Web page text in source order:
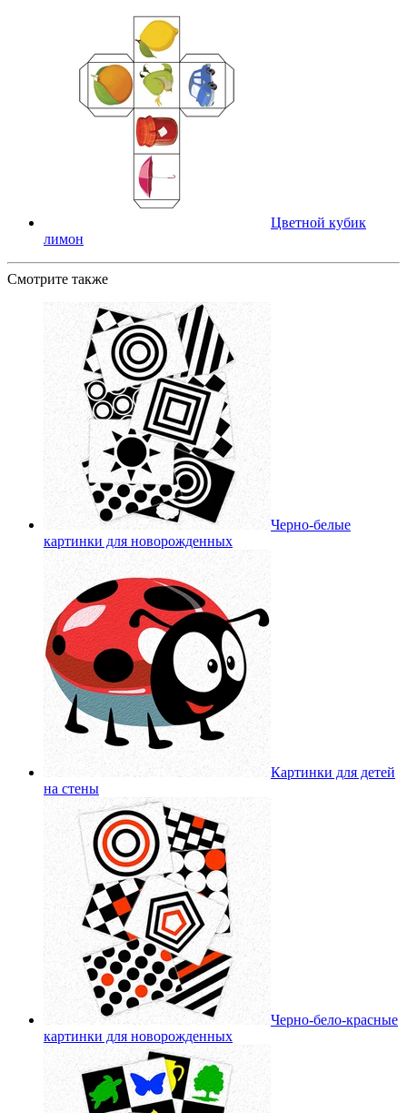
Цветной кубик
лимон
Смотрите также
Черно-белые
картинки для новорожденных
Картинки для детей
на стены
Черно-бело-красные
картинки для новорожденных